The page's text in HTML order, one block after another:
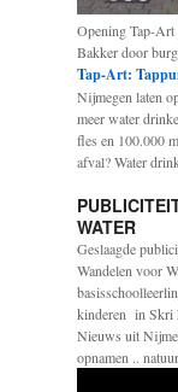
Opening Tap-
Bakker door
Tap-Art:
Nijmegen laten
meer water
fles en 100.000
afval? Water
WATER
Geslaagde
Wandelen voor
kinderen in Skri
Nieuws uit
opnamen ..